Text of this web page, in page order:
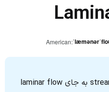
American:
همچنین می‌توان از streamline flow به‌ جای laminar flow